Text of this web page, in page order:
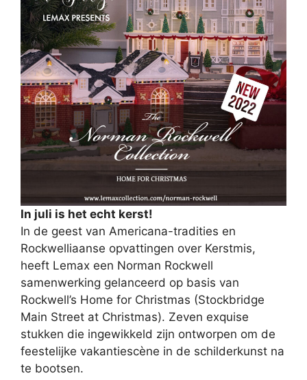
In juli is het echt kerst!
In de geest van Americana-tradities en
Rockwelliaanse opvattingen over Kerstmis,
heeft Lemax een Norman Rockwell
samenwerking gelanceerd op basis van
Rockwell’s Home for Christmas (Stockbridge
Main Street at Christmas). Zeven exquise
stukken die ingewikkeld zijn ontworpen om de
feestelijke vakantiescène in de schilderkunst na
te bootsen.